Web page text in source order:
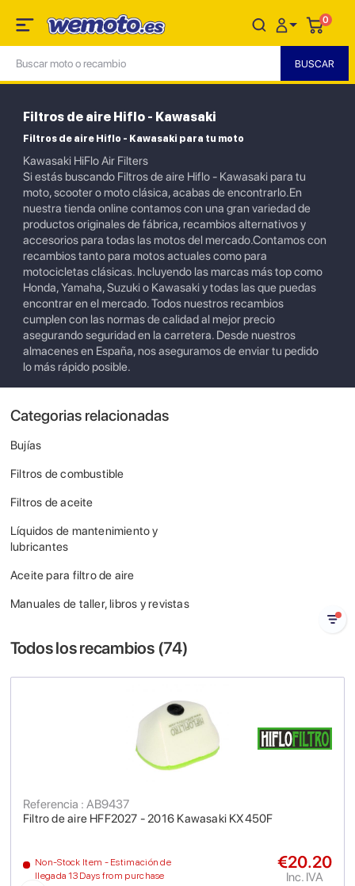
0
Filtros de aire Hiflo - Kawasaki
Filtros de aire Hiflo - Kawasaki para tu moto
Kawasaki HiFlo Air Filters
Si estás buscando Filtros de aire Hiflo - Kawasaki para tu
moto, scooter o moto clásica, acabas de encontrarlo.En
nuestra tienda online contamos con una gran variedad de
productos originales de fábrica, recambios alternativos y
accesorios para todas las motos del mercado.Contamos con
recambios tanto para motos actuales como para
motocicletas clásicas. Incluyendo las marcas más top como
Honda, Yamaha, Suzuki o Kawasaki y todas las que puedas
encontrar en el mercado. Todos nuestros recambios
cumplen con las normas de calidad al mejor precio
asegurando seguridad en la carretera. Desde nuestros
almacenes en España, nos aseguramos de enviar tu pedido
lo más rápido posible.
Categorias relacionadas
Bujías
Filtros de combustible
Filtros de aceite
Líquidos de mantenimiento y
lubricantes
Aceite para filtro de aire
Manuales de taller, libros y revistas
Todos los recambios (74)
Filtro de aire HFF2027 - 2016 Kawasaki KX450F
Referencia : AB9437
Non-Stock Item - Estimación de
llegada 13 Days from purchase
€20.20
Inc. IVA